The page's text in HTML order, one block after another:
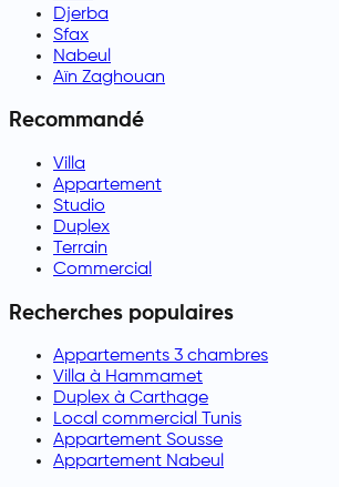
Djerba
Sfax
Nabeul
Aïn Zaghouan
Recommandé
Villa
Appartement
Studio
Duplex
Terrain
Commercial
Recherches populaires
Appartements 3 chambres
Villa à Hammamet
Duplex à Carthage
Local commercial Tunis
Appartement Sousse
Appartement Nabeul